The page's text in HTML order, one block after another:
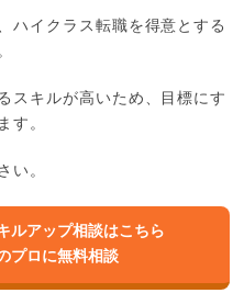
ハイクラス転職を得意とする
スキルが高いため、目標にす
す。
い。
ルアップ相談はこちら
プロに無料相談